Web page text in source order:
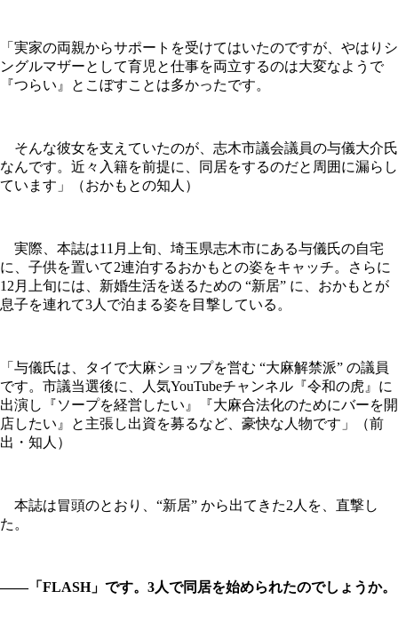
「実家の両親からサポートを受けてはいたのですが、やはりシ
ングルマザーとして育児と仕事を両立するのは大変なようで
『つらい』とこぼすことは多かったです。
そんな彼女を支えていたのが、志木市議会議員の与儀大介氏
なんです。近々入籍を前提に、同居をするのだと周囲に漏らし
ています」（おかもとの知人）
実際、本誌は11月上旬、埼玉県志木市にある与儀氏の自宅
に、子供を置いて2連泊するおかもとの姿をキャッチ。さらに
12月上旬には、新婚生活を送るための “新居” に、おかもとが
息子を連れて3人で泊まる姿を目撃している。
「与儀氏は、タイで大麻ショップを営む “大麻解禁派” の議員
です。市議当選後に、人気YouTubeチャンネル『令和の虎』に
出演し『ソープを経営したい』『大麻合法化のためにバーを開
店したい』と主張し出資を募るなど、豪快な人物です」（前
出・知人）
本誌は冒頭のとおり、“新居” から出てきた2人を、直撃し
た。
――「FLASH」です。3人で同居を始められたのでしょうか。